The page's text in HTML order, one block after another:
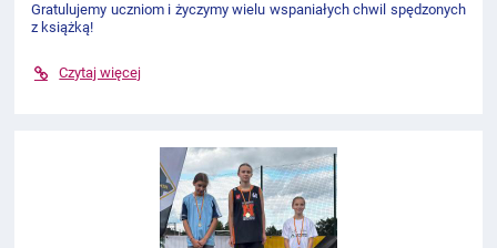
Gratulujemy uczniom i życzymy wielu wspaniałych chwil spędzonych
z książką!
Czytaj więcej